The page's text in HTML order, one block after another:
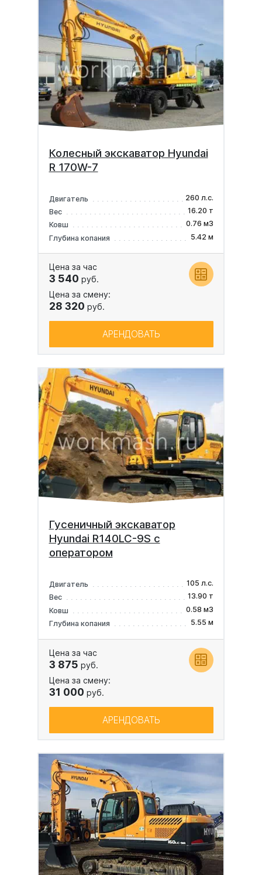
Колесный экскаватор Hyundai
R 170W-7
Двигатель
260 л.с.
Вес
16.20 т
Ковш
0.76 м3
Глубина копания
5.42 м
Цена за час
3 540 руб.
Цена за смену:
28 320 руб.
АРЕНДОВАТЬ
Гусеничный экскаватор
Hyundai R140LC-9S с
оператором
Двигатель
105 л.с.
Вес
13.90 т
Ковш
0.58 м3
Глубина копания
5.55 м
Цена за час
3 875 руб.
Цена за смену:
31 000 руб.
АРЕНДОВАТЬ